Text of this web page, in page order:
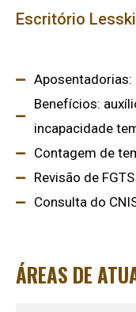
ÁREAS DE
Escritório
Aposentadorias:
Benefícios:
incapacidade
Contagem de
Revisão de FGTS
Consulta do